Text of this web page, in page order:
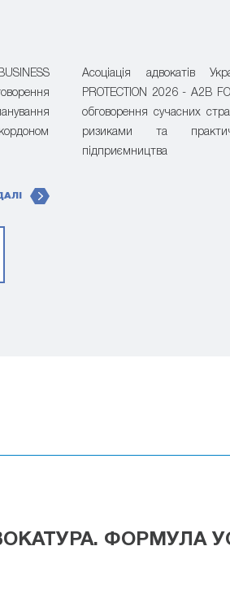
Асоціація адвокатів
PROTECTION 2026 - A2B
обговорення сучасних
ризиками та
підприємництва
ФОРМУЛА